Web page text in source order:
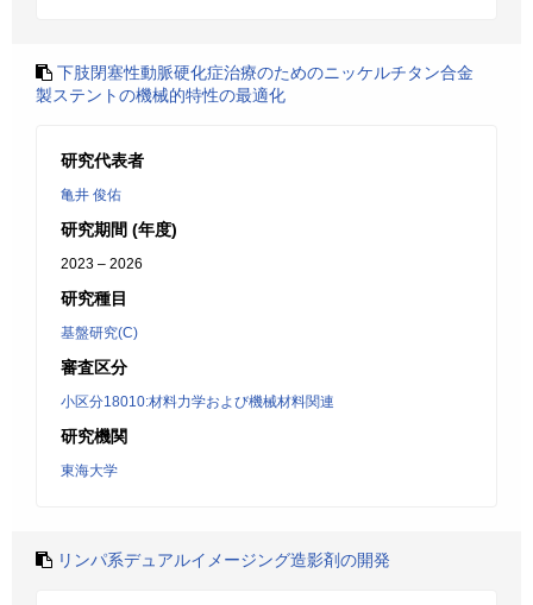
下肢閉塞性動脈硬化症治療のためのニッケルチタン合金
製ステントの機械的特性の最適化
研究代表者
亀井 俊佑
研究期間 (年度)
2023 – 2026
研究種目
基盤研究(C)
審査区分
小区分18010:材料力学および機械材料関連
研究機関
東海大学
リンパ系デュアルイメージング造影剤の開発